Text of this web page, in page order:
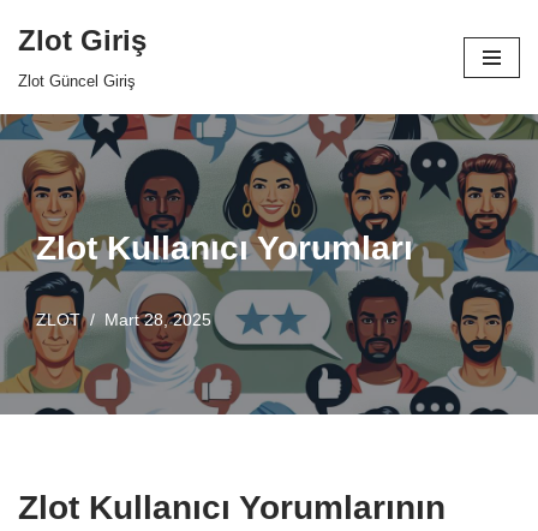
Zlot Giriş
Zlot Güncel Giriş
Zlot Kullanıcı Yorumları
ZLOT Mart 28, 2025
Zlot Kullanıcı Yorumlarının